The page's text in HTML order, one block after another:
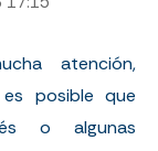
atención,
posible que
o algunas